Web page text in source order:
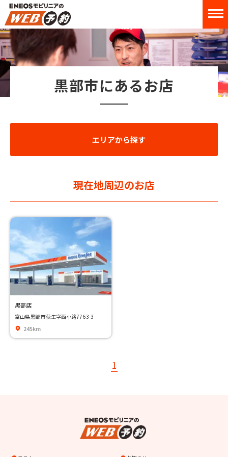
黒部市にあるお店
エリアから探す
現在地周辺のお店
黒部店
富山県黒部市荻生字西小路7763-3
245km
1